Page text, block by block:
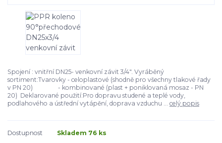
Spojení : vnitřní DN25- venkovní závit 3/4". Vyráběný
sortiment:Tvarovky - celoplastové (shodně pro všechny tlakové řady
v PN 20) - kombinované (plast + poniklovaná mosaz - PN
20) Deklarované použití:Pro dopravu studené a teplé vody,
podlahového a ústřední vytápění, doprava vzduchu ... celý popis
Dostupnost
Skladem 76 ks